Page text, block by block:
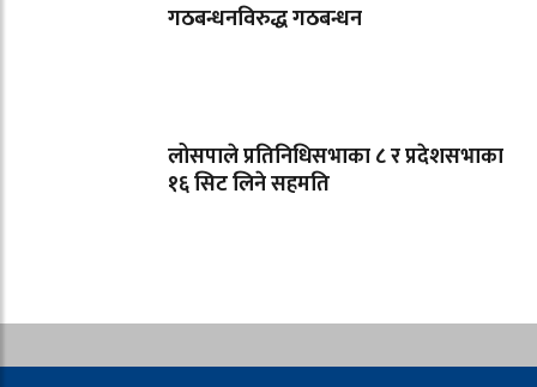
गठबन्धनविरुद्ध गठबन्धन
लोसपाले प्रतिनिधिसभाका ८ र प्रदेशसभाका
१६ सिट लिने सहमति